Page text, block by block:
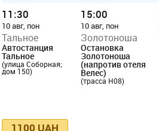
11:30
10 авг, пон
Тальное
Автостанция
Тальное
(улица Соборная;
дом 150)
15:00
10 авг, пон
Золотоноша
Остановка
Золотоноша
(напротив отеля
Велес)
(трасса Н08)
1100 UAH